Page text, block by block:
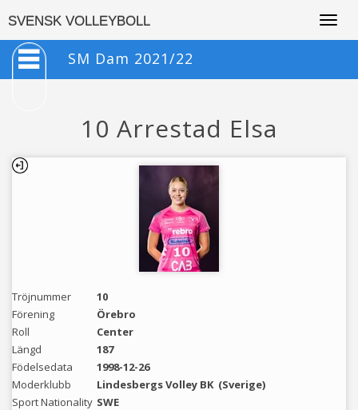
SVENSK VOLLEYBOLL
SM Dam 2021/22
10 Arrestad Elsa
Tröjnummer
10
Förening
Örebro
Roll
Center
Längd
187
Födelsedata
1998-12-26
Moderklubb
Lindesbergs Volley BK (Sverige)
Sport Nationality SWE